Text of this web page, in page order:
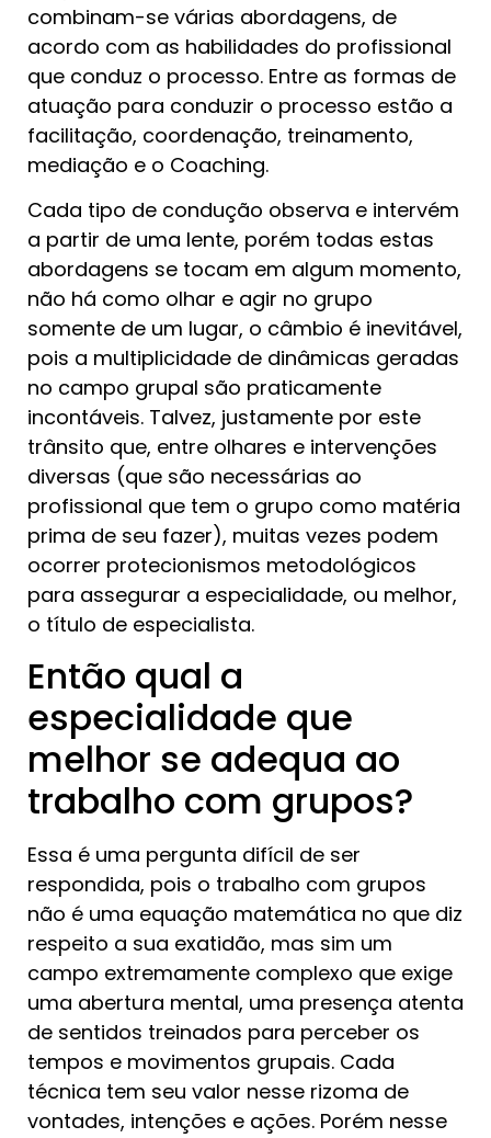
combinam-se várias abordagens, de
acordo com as habilidades do profissional
que conduz o processo. Entre as formas de
atuação para conduzir o processo estão a
facilitação, coordenação, treinamento,
mediação e o Coaching.
Cada tipo de condução observa e intervém
a partir de uma lente, porém todas estas
abordagens se tocam em algum momento,
não há como olhar e agir no grupo
somente de um lugar, o câmbio é inevitável,
pois a multiplicidade de dinâmicas geradas
no campo grupal são praticamente
incontáveis. Talvez, justamente por este
trânsito que, entre olhares e intervenções
diversas (que são necessárias ao
profissional que tem o grupo como matéria
prima de seu fazer), muitas vezes podem
ocorrer protecionismos metodológicos
para assegurar a especialidade, ou melhor,
o título de especialista.
Então qual a
especialidade que
melhor se adequa ao
trabalho com grupos?
Essa é uma pergunta difícil de ser
respondida, pois o trabalho com grupos
não é uma equação matemática no que diz
respeito a sua exatidão, mas sim um
campo extremamente complexo que exige
uma abertura mental, uma presença atenta
de sentidos treinados para perceber os
tempos e movimentos grupais. Cada
técnica tem seu valor nesse rizoma de
vontades, intenções e ações. Porém nesse